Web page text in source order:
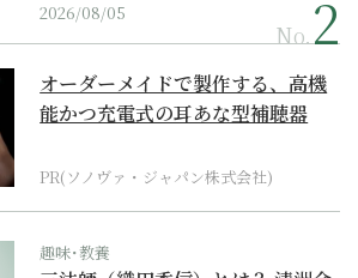
2026/08/05
No.
オーダーメイドで製作する、高機
能かつ充電式の耳あな型補聴器
PR(ソノヴァ・ジャパン株式会社)
趣味･教養